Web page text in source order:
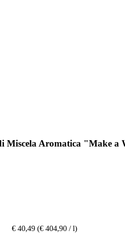
Miscela Aromatica "Make a
€ 40,49 (€ 404,90 / l)